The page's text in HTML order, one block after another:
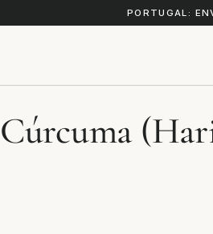
PORTUGAL:
Cúrcuma